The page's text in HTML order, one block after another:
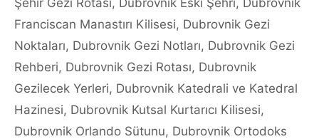
Franciscan Manastırı Kilisesi, Dubrovnik Gezi
Noktaları, Dubrovnik Gezi Notları, Dubrovnik Gezi
Rehberi, Dubrovnik Gezi Rotası, Dubrovnik
Gezilecek Yerleri, Dubrovnik Katedrali ve Katedral
Hazinesi, Dubrovnik Kutsal Kurtarıcı Kilisesi,
Dubrovnik Orlando Sütunu, Dubrovnik Ortodoks